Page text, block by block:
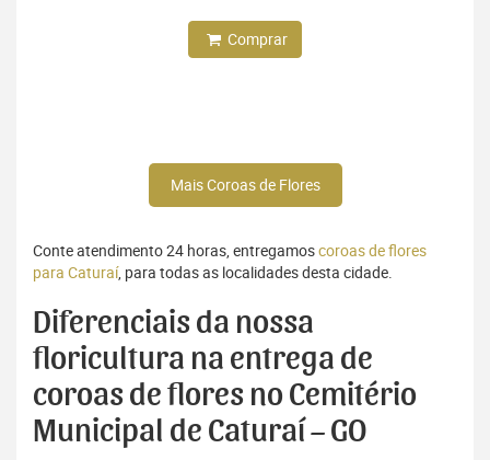
Comprar
Mais Coroas de Flores
Conte atendimento 24 horas, entregamoscoroas de flores
para Caturaí, para todas as localidades desta cidade.
Diferenciais da nossa
floricultura na entrega de
coroas de flores no Cemitério
Municipal de Caturaí – GO